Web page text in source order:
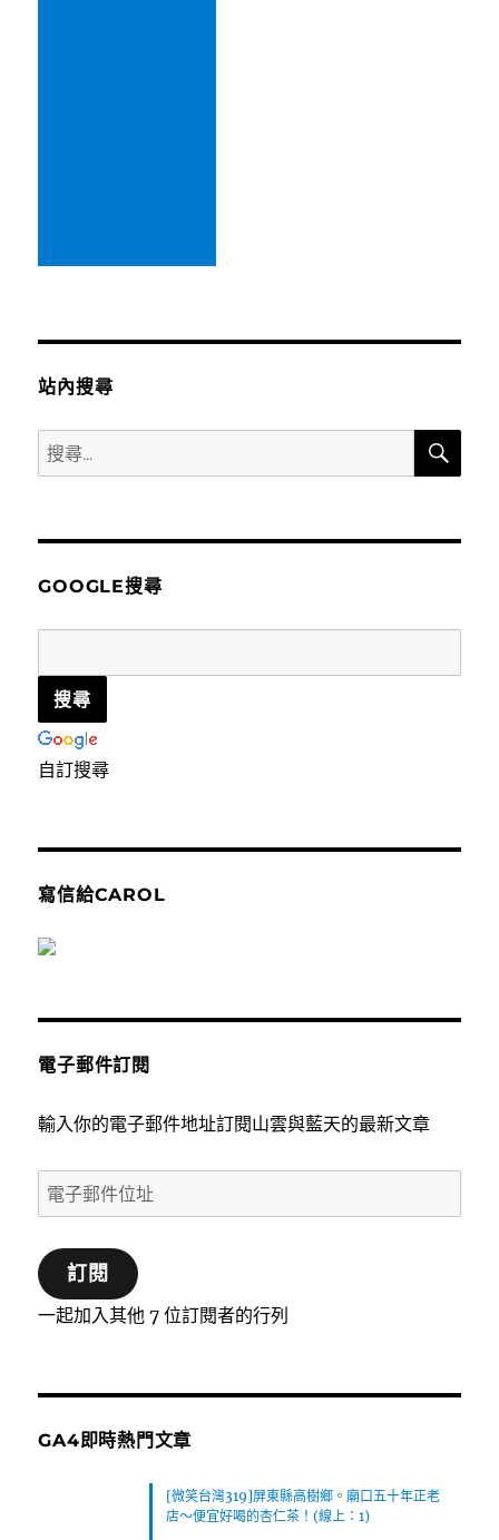
站內搜尋
搜
尋
鍵
搜
GOOGLE搜尋
自訂搜尋
寫信給CAROL
電子郵件訂閱
輸入你的電子郵件地址訂閱山雲與藍天的最新文章
電
子
郵
件
位
訂閱
一起加入其他 7 位訂閱者的行列
GA4即時熱門文章
[微笑台灣319]屏東縣高樹鄉。廟口五十年正老
店～便宜好喝的杏仁茶！(線上：1)